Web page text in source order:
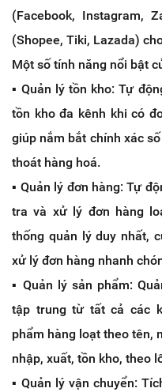
(Facebook, Instagram,
(Shopee, Tiki, Lazada)
Một số tính năng nổi bật
▪️ Quản lý tồn kho: Tự
tồn kho đa kênh khi có
giúp nắm bắt chính xác
thoát hàng hoá.
▪️ Quản lý đơn hàng: Tự
tra và xử lý đơn hàng
thống quản lý duy nhất,
xử lý đơn hàng nhanh
▪️ Quản lý sản phẩm:
tập trung từ tất cả các
phẩm hàng loạt theo tên,
nhập, xuất, tồn kho, theo
▪️ Quản lý vận chuyển: